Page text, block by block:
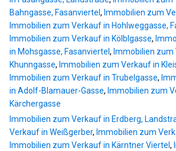
Bahngasse, Fasanviertel , Immobilien zum
Immobilien zum Verkauf in Hohlweggasse,
Immobilien zum Verkauf in Kölblgasse,
in Mohsgasse, Fasanviertel , Immobilien zum
Khunngasse, Immobilien zum Verkauf in
Immobilien zum Verkauf in Trubelgasse,
in Adolf-Blamauer-Gasse, Immobilien zum
Kärchergasse
Immobilien zum Verkauf in Erdberg,
Verkauf in Weißgerber, Immobilien zum
Immobilien zum Verkauf in Kärntner Viertel ,